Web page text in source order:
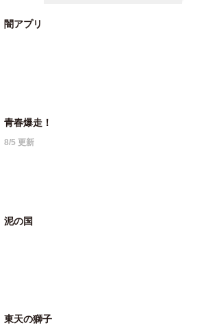
闇アプリ
青春爆走！
8/5 更新
泥の国
東天の獅子